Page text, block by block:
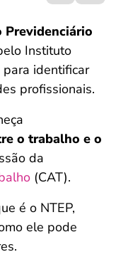
Previdenciário
Instituto
para identificar
profissionais.
o trabalho e o
da
(CAT).
é o NTEP,
ele pode